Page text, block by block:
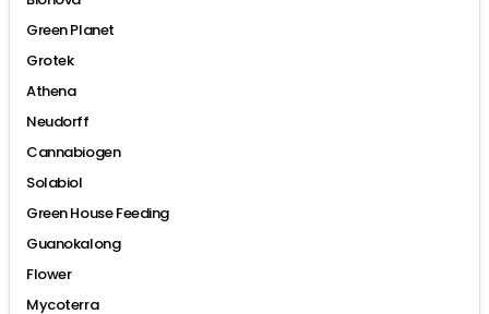
Green Planet
Grotek
Athena
Neudorff
Cannabiogen
Solabiol
Green House Feeding
Guanokalong
Flower
Mycoterra